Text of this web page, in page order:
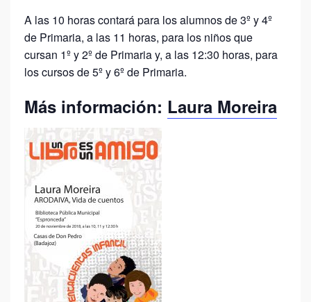
A las 10 horas contará para los alumnos de 3º y 4º
de Primaria, a las 11 horas, para los niños que
cursan 1º y 2º de Primaria y, a las 12:30 horas, para
los cursos de 5º y 6º de Primaria.
Más información: Laura Moreira